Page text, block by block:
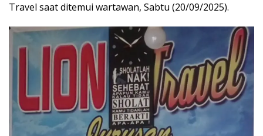
Travel saat ditemui wartawan, Sabtu (20/09/2025).